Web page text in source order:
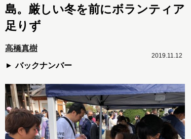
島。厳しい冬を前にボランティア
足りず
高橋真樹
バックナンバー
2019.11.12